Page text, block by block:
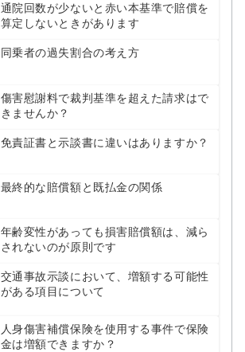
通院回数が少ないと赤い本基準で賠償を
算定しないときがあります
同乗者の過失割合の考え方
傷害慰謝料で裁判基準を超えた請求はで
きませんか？
免責証書と示談書に違いはありますか？
最終的な賠償額と既払金の関係
年齢変性があっても損害賠償額は、減ら
されないのが原則です
交通事故示談において、増額する可能性
がある項目について
人身傷害補償保険を使用する事件で保険
金は増額できますか？